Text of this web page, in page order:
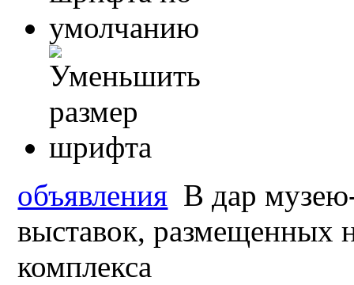
объявления В дар
выставок, размещенных
комплекса